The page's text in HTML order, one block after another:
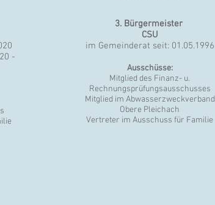
-
3. Bürgermeister
CSU
im Gemeinderat seit: 01.05.1996
Ausschüsse:
Mitglied des Finanz- u.
Rechnungsprüfungsausschusses
Mitglied im Abwasserzweckverband
Obere Pleichach
Vertreter im Ausschuss für Familie